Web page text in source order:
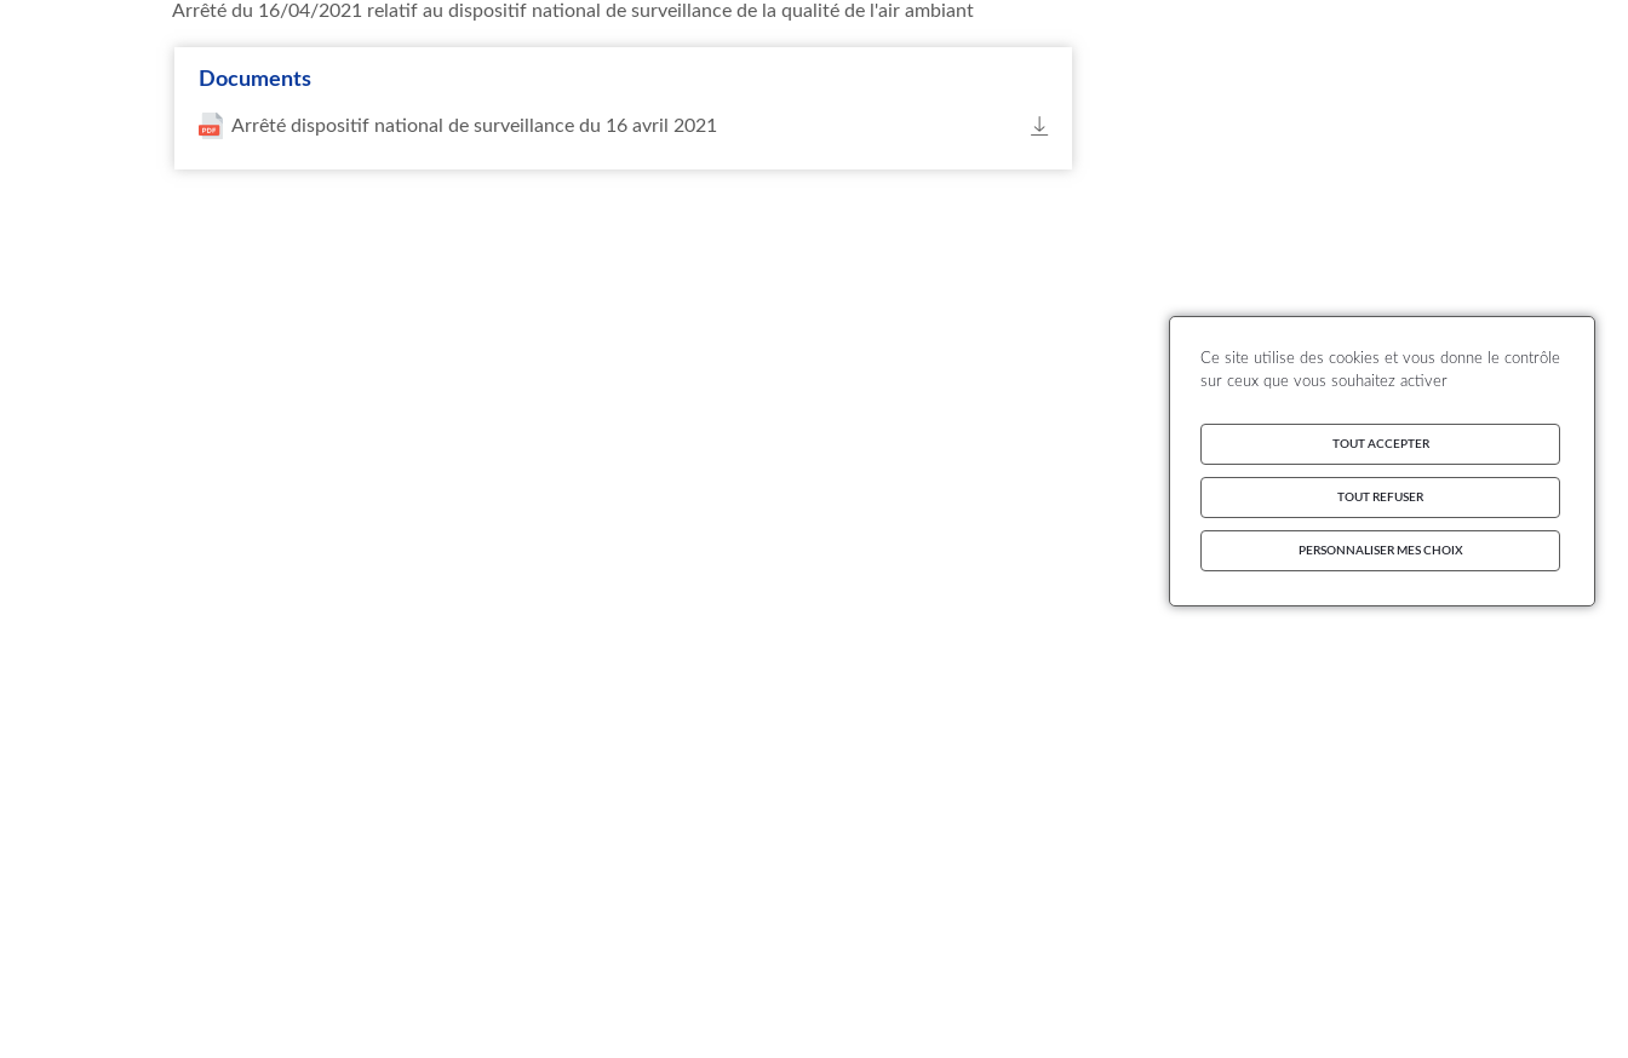
Arrêté du 16/04/2021 relatif au dispositif national de surveillance de la qualité de l'air ambiant
Documents
Arrêté dispositif national de surveillance du 16 avril 2021
Ce site utilise des cookies et vous donne le contrôle
sur ceux que vous souhaitez activer
TOUT ACCEPTER
TOUT REFUSER
PERSONNALISER MES CHOIX